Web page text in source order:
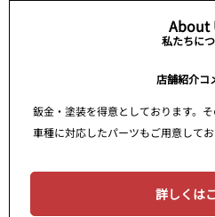
About
私たちに
店舗紹介コ
鈑金・塗装を得意としております。
車種に対応したパーツもご用意してお
詳しくは